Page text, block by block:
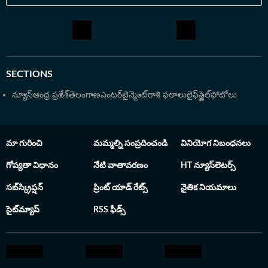
SECTIONS
న్యూస్ఆంధ్ర ప్రదేశ్తెలంగాణఎంటర్‌టైన్మెంట్రాశి ఫలాలులైఫ్‌స్టైల్ఫోటోలు
మా గురించి మమ్మల్ని సంప్రదించండి వినియోగ నిబంధనలు
గోప్యతా విధానం నేటి వాతావరణం HT న్యూస్‌లెటర్స్
సబ్‌స్క్రిప్షన్ ప్రింట్ యాడ్ రేట్స్ నైతిక నియమాలు
సైట్‌మ్యాప్ RSS ఫీడ్స్